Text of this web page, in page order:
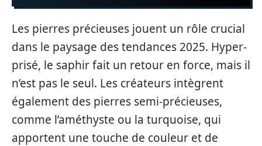
Les pierres précieuses jouent un rôle crucial
dans le paysage des tendances 2025. Hyper-
prisé, le saphir fait un retour en force, mais il
n’est pas le seul. Les créateurs intègrent
également des pierres semi-précieuses,
comme l’améthyste ou la turquoise, qui
apportent une touche de couleur et de